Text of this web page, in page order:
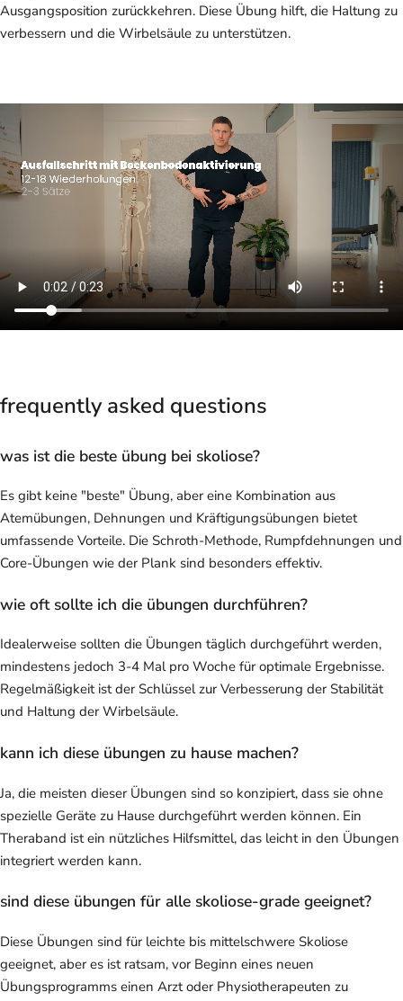
Ausgangsposition zurückkehren. Diese Übung hilft, die Haltung zu
verbessern und die Wirbelsäule zu unterstützen.
frequently asked questions
was ist die beste übung bei skoliose?
Es gibt keine "beste" Übung, aber eine Kombination aus
Atemübungen, Dehnungen und Kräftigungsübungen bietet
umfassende Vorteile. Die Schroth-Methode, Rumpfdehnungen und
Core-Übungen wie der Plank sind besonders effektiv.
wie oft sollte ich die übungen durchführen?
Idealerweise sollten die Übungen täglich durchgeführt werden,
mindestens jedoch 3-4 Mal pro Woche für optimale Ergebnisse.
Regelmäßigkeit ist der Schlüssel zur Verbesserung der Stabilität
und Haltung der Wirbelsäule.
kann ich diese übungen zu hause machen?
Ja, die meisten dieser Übungen sind so konzipiert, dass sie ohne
spezielle Geräte zu Hause durchgeführt werden können. Ein
Theraband ist ein nützliches Hilfsmittel, das leicht in den Übungen
integriert werden kann.
sind diese übungen für alle skoliose-grade geeignet?
Diese Übungen sind für leichte bis mittelschwere Skoliose
geeignet, aber es ist ratsam, vor Beginn eines neuen
Übungsprogramms einen Arzt oder Physiotherapeuten zu